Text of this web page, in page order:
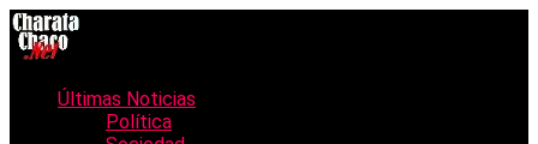
Últimas Noticias
Política